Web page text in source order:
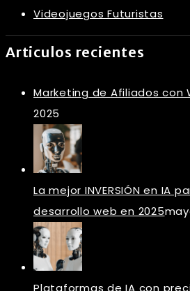
Videojuegos Futuristas
Articulos recientes
Marketing de Afiliados con
2025
La mejor INVERSIÓN en IA
desarrollo web en 2025
Plataformas de IA con